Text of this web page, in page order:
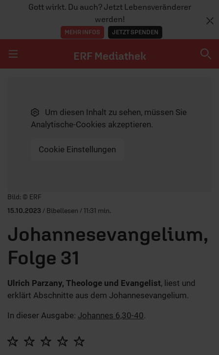
Gott wirkt. Du auch? Jetzt Lebensveränderer
werden!
MEHR INFOS JETZT SPENDEN
ERF Mediathek
SENDUNGEN A-ZUm diesen Inhalt zu sehen, müssen Sie
Analytische-Cookies akzeptieren.
Cookie Einstellungen
Player starten/anhalten
Bild: © ERF
15.10.2023 / Bibellesen / 11:31 min.
Johannesevangelium,
Folge 31
Ulrich Parzany, Theologe und Evangelist, liest und
erklärt Abschnitte aus dem Johannesevangelium.
In dieser Ausgabe: Johannes 6,30-40.